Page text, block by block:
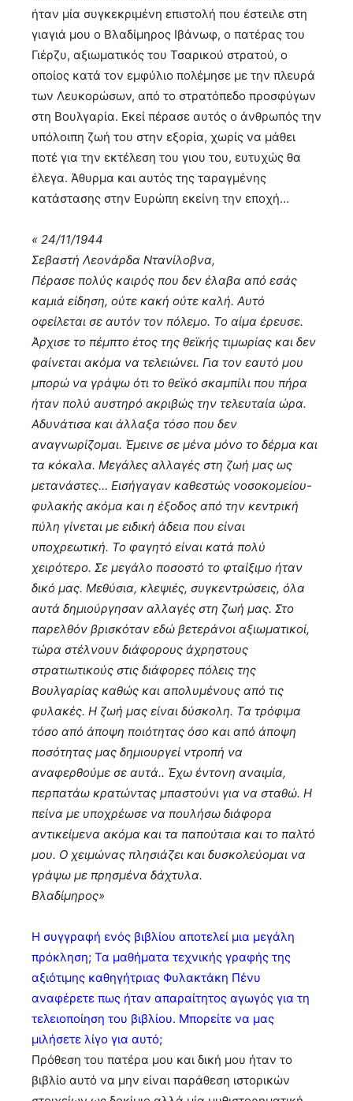
ήταν μία συγκεκριμένη επιστολή που έστειλε στη
γιαγιά μου ο Βλαδίμηρος Ιβάνωφ, ο πατέρας του
Γιέρζυ, αξιωματικός του Τσαρικού στρατού, ο
οποίος κατά τον εμφύλιο πολέμησε με την πλευρά
των Λευκορώσων, από το στρατόπεδο προσφύγων
στη Βουλγαρία. Εκεί πέρασε αυτός ο άνθρωπός την
υπόλοιπη ζωή του στην εξορία, χωρίς να μάθει
ποτέ για την εκτέλεση του γιου του, ευτυχώς θα
έλεγα. Άθυρμα και αυτός της ταραγμένης
κατάστασης στην Ευρώπη εκείνη την εποχή…
« 24/11/1944
Σεβαστή Λεονάρδα Ντανίλοβνα,
Πέρασε πολύς καιρός που δεν έλαβα από εσάς
καμιά είδηση, ούτε κακή ούτε καλή. Αυτό
οφείλεται σε αυτόν τον πόλεμο. Το αίμα έρευσε.
Άρχισε το πέμπτο έτος της θεϊκής τιμωρίας και δεν
φαίνεται ακόμα να τελειώνει. Για τον εαυτό μου
μπορώ να γράψω ότι το θεϊκό σκαμπίλι που πήρα
ήταν πολύ αυστηρό ακριβώς την τελευταία ώρα.
Αδυνάτισα και άλλαξα τόσο που δεν
αναγνωρίζομαι. Έμεινε σε μένα μόνο το δέρμα και
τα κόκαλα. Μεγάλες αλλαγές στη ζωή μας ως
μετανάστες… Εισήγαγαν καθεστώς νοσοκομείου-
φυλακής ακόμα και η έξοδος από την κεντρική
πύλη γίνεται με ειδική άδεια που είναι
υποχρεωτική. Το φαγητό είναι κατά πολύ
χειρότερο. Σε μεγάλο ποσοστό το φταίξιμο ήταν
δικό μας. Μεθύσια, κλεψιές, συγκεντρώσεις, όλα
αυτά δημιούργησαν αλλαγές στη ζωή μας. Στο
παρελθόν βρισκόταν εδώ βετεράνοι αξιωματικοί,
τώρα στέλνουν διάφορους άχρηστους
στρατιωτικούς στις διάφορες πόλεις της
Βουλγαρίας καθώς και απολυμένους από τις
φυλακές. Η ζωή μας είναι δύσκολη. Τα τρόφιμα
τόσο από άποψη ποιότητας όσο και από άποψη
ποσότητας μας δημιουργεί ντροπή να
αναφερθούμε σε αυτά.. Έχω έντονη αναιμία,
περπατάω κρατώντας μπαστούνι για να σταθώ. Η
πείνα με υποχρέωσε να πουλήσω διάφορα
αντικείμενα ακόμα και τα παπούτσια και το παλτό
μου. Ο χειμώνας πλησιάζει και δυσκολεύομαι να
γράψω με πρησμένα δάχτυλα.
Βλαδίμηρος»
Η συγγραφή ενός βιβλίου αποτελεί μια μεγάλη
πρόκληση; Τα μαθήματα τεχνικής γραφής της
αξιότιμης καθηγήτριας Φυλακτάκη Πένυ
αναφέρετε πως ήταν απαραίτητος αγωγός για τη
τελειοποίηση του βιβλίου. Μπορείτε να μας
μιλήσετε λίγο για αυτό;
Πρόθεση του πατέρα μου και δική μου ήταν το
βιβλίο αυτό να μην είναι παράθεση ιστορικών